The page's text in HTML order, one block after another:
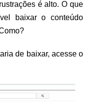
é alto. O que
baixar o conteúdo
de baixar, acesse o